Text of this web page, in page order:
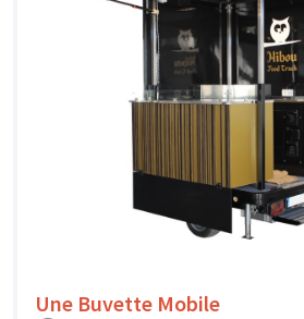
Une Buvette Mobile